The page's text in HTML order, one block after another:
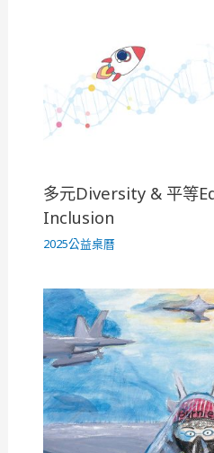
多元Diversity & 平等
Inclusion
2025公益桌曆